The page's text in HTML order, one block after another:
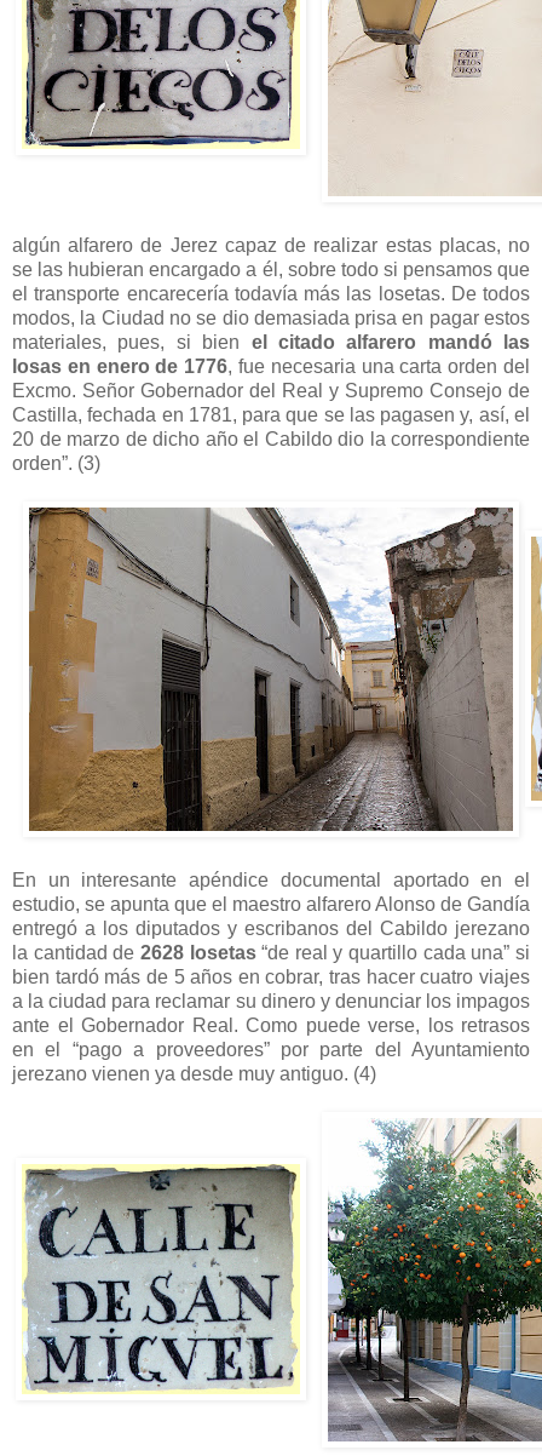
algún alfarero de Jerez capaz de realizar estas placas, no
se las hubieran encargado a él, sobre todo si pensamos que
el transporte encarecería todavía más las losetas. De todos
modos, la Ciudad no se dio demasiada prisa en pagar estos
materiales, pues, si bien el citado alfarero mandó las
losas en enero de 1776, fue necesaria una carta orden del
Excmo. Señor Gobernador del Real y Supremo Consejo de
Castilla, fechada en 1781, para que se las pagasen y, así, el
20 de marzo de dicho año el Cabildo dio la correspondiente
orden”. (3)
En un interesante apéndice documental aportado en el
estudio, se apunta que el maestro alfarero Alonso de Gandía
entregó a los diputados y escribanos del Cabildo jerezano
la cantidad de 2628 losetas“de real y quartillo cada una” si
bien tardó más de 5 años en cobrar, tras hacer cuatro viajes
a la ciudad para reclamar su dinero y denunciar los impagos
ante el Gobernador Real. Como puede verse, los retrasos
en el “pago a proveedores” por parte del Ayuntamiento
jerezano vienen ya desde muy antiguo. (4)